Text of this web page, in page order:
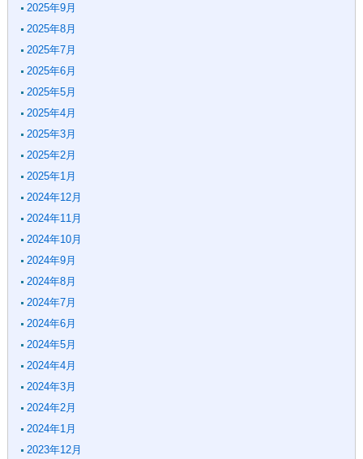
2025年9月
2025年8月
2025年7月
2025年6月
2025年5月
2025年4月
2025年3月
2025年2月
2025年1月
2024年12月
2024年11月
2024年10月
2024年9月
2024年8月
2024年7月
2024年6月
2024年5月
2024年4月
2024年3月
2024年2月
2024年1月
2023年12月